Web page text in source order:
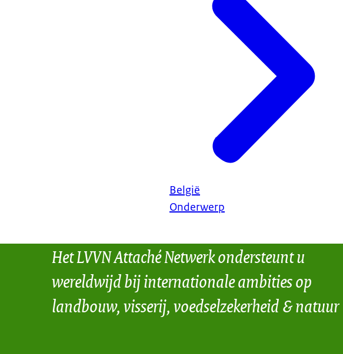
België
Onderwerp
Het LVVN Attaché Netwerk ondersteunt u
wereldwijd bij internationale ambities op
landbouw, visserij, voedselzekerheid & natuur